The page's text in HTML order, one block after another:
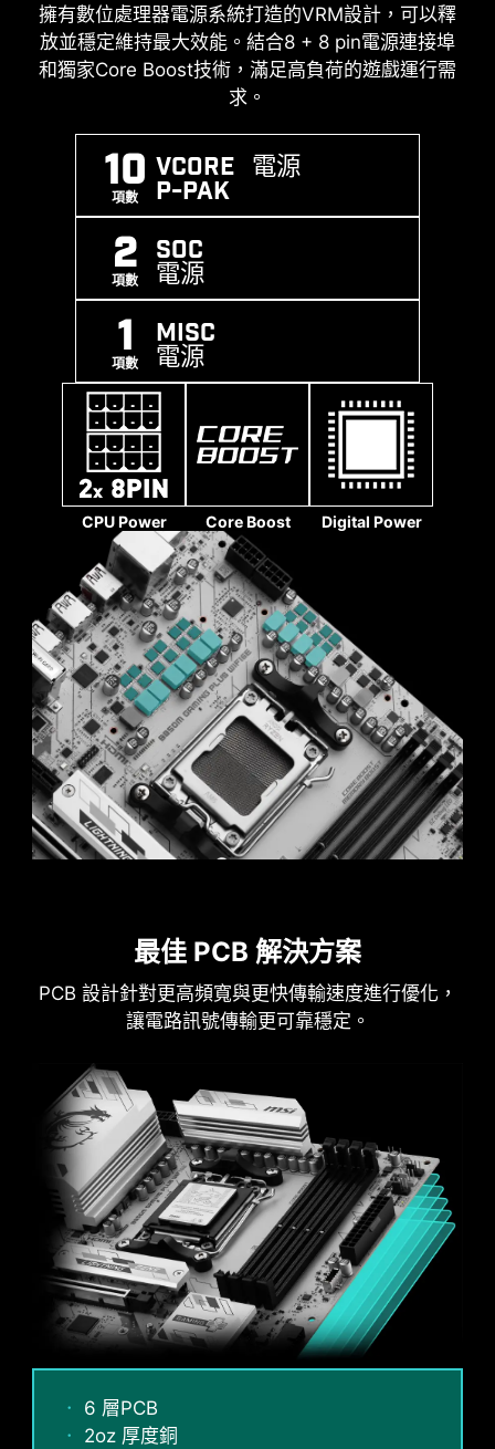
雙重防靜電保護
MSI DRIVER UTILITY INSTALLER
一連接到網路，MSI Driver Utility Installer 將自動
檢測並顯示合適的驅動程序和實用程序，您只需點
擊幾下即可下載和安裝
Learn more
* 請確保連接到網路，否則 Driver Utility Installer 不會自
* MSI Driver Utility Installer 將會內建在 Windows 11
build 22H2 中。
頭標記為灰色，並將JAF_2的針腳接頭指定為白
色（供 JAF_1 用戶使用），以利用戶更有效地管
理線材。
M.2信號源識別
USB 傳輸速度識別
擁有數位處理器電源系統打造的VRM設計，可以釋
放並穩定維持最大效能。結合8 + 8 pin電源連接埠
和獨家Core Boost技術，滿足高負荷的遊戲運行需
求。
10
項數
VCORE 電源
P-PAK
2
項數
SOC
電源
1
項數
MISC
電源
CPU Power Core Boost Digital Power
最佳 PCB 解決方案
PCB 設計針對更高頻寬與更快傳輸速度進行優化，
讓電路訊號傳輸更可靠穩定。
6 層PCB
2oz 厚度銅
最新的 DDR5 記憶體支援，為 DDR 性能邁進一大步
! 結合獨家 SMT焊接工藝和 MSI Memory Boost 技
術，B850M GAMING PLUS WIFI6E 為您激發更強
悍的記憶體性能。
EXPO / A-
XMP
SUPPORT
MEMORY
BOOST
“High-Efficiency“高效模式旨在透過增加記憶體頻寬
並降低延遲來優化記憶體性能。四組記憶體時序設
定可讓用戶根據記憶體模組的體質找到最佳配置組
合。
MSI AM5 腳位主機板BIOS 全面導入全新 Latency
Latency Killer，即可在高頻運行記憶體時，將延遲
最多降低 12%。
更重要的是，Latency Killer 擁有高度相容性，支援
多種記憶體超頻功能，包括 Memory Try It!!、
EXPO、A-XMP 以及 高效能模式（High-Efficiency
Mode） 等，讓玩家輕鬆追求極致效能與穩定性。
etc.
UP TO12%MEMORY LATENCY
REDUCTION
瞬態電壓抑制器(TVS) 是用來防止電壓過高的安全
裝置。微星所有主機板均配置TVS。當電壓異常升
高時，TVS從高電阻狀態切換到低電阻狀態，將過
高的電壓轉移到地上，有助於防止高電壓造成的電
實心針腳設計
MSI 主機板4-pin、8-pin 和24-pin 電源接頭均採用
實心針腳設計。實心針腳設計優點在於處理高電流
負載時，能更安全且穩定地將12V 電力傳輸至處理
器。
實心針腳電源連接埠的優勢
提升穩定性：較大的接觸面積，強化電力傳
輸的穩定性。
強韌耐用：實心針腳設計具有出色的耐用
性，能夠應對嚴苛的使用環境。
適用於高電流應用。
加上額外一層海綿和防銹不銹鋼IO 保護蓋，減少靜